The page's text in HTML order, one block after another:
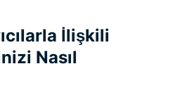
İlişkili
Nasıl